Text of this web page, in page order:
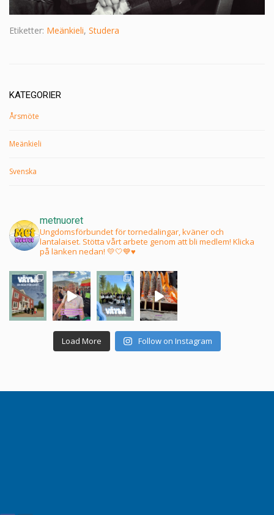
Etiketter: Meänkieli, Studera
KATEGORIER
Årsmöte
Meänkieli
Svenska
metnuoret
Ungdomsförbundet för tornedalingar, kväner och
lantalaiset. Stötta vårt arbete genom att bli medlem! Klicka
på länken nedan! 💛🤍💙♥️
Load More Follow on Instagram